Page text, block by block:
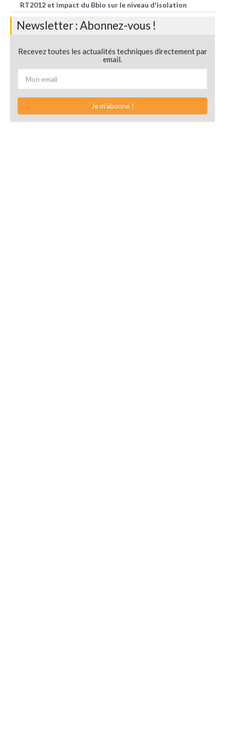
RT2012 et impact du Bbio sur le niveau d'isolation
Newsletter : Abonnez-vous !
Recevez toutes les actualités techniques directement par
email.
Je m'abonne !